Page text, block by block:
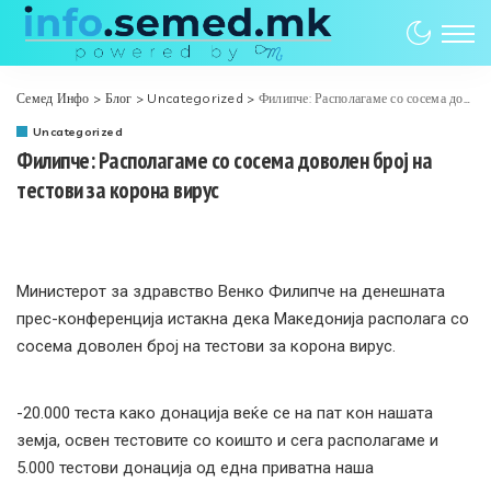
Семед Инфо > Блог > Uncategorized > Филипче: Располагаме со сосема доволен број на тестови за корона вирус
Uncategorized
Филипче: Располагаме со сосема доволен број на
тестови за корона вирус
Министерот за здравство Венко Филипче на денешната
прес-конференција истакна дека Македонија располага со
сосема доволен број на тестови за корона вирус.
-20.000 теста како донација веќе се на пат кон нашата
земја, освен тестовите со коишто и сега располагаме и
5.000 тестови донација од една приватна наша